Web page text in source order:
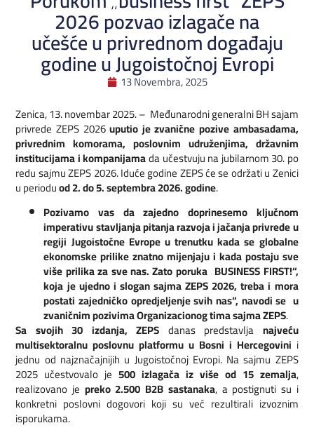
2026 pozvao izlagače na
učešće u privrednom događaju
godine u Jugoistočnoj Evropi
13 Novembra, 2025
Zenica, 13. novembar 2025. – Međunarodni generalni BH sajam
privrede ZEPS 2026uputio je zvanične pozive ambasadama,
privrednim komorama, poslovnim udruženjima, državnim
institucijama i kompanijamada učestvuju na jubilarnom 30. po
redu sajmu ZEPS 2026. Iduće godine ZEPS će se održati u Zenici
u perioduod 2. do 5. septembra 2026. godine.
Pozivamo vas da zajedno doprinesemo ključnom
imperativu stavljanja pitanja razvoja i jačanja privrede u
regiji Jugoistočne Evrope u trenutku kada se globalne
ekonomske prilike znatno mijenjaju i kada postaju sve
više prilika za sve nas. Zato poruka „BUSINESS FIRST!“,
koja je ujedno i slogan sajma ZEPS 2026, treba i mora
postati zajedničko opredjeljenje svih nas“, navodi se u
zvaničnim pozivima Organizacionog tima sajma ZEPS.
Sa svojih 30 izdanja, ZEPS danas predstavlja najveću
multisektoralnu poslovnu platformu u Bosni i Hercegovini i
jednu od najznačajnijih u Jugoistočnoj Evropi. Na sajmu ZEPS
2025 učestvovalo je500 izlagača iz više od 15 zemalja,
realizovano je preko 2.500 B2B sastanaka, a postignuti su i
konkretni poslovni dogovori koji su već rezultirali izvoznim
isporukama.